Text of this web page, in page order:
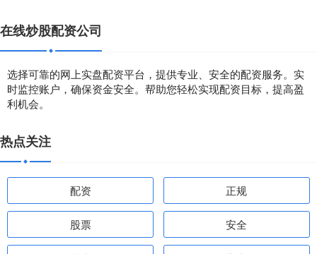
在线炒股配资公司
选择可靠的网上实盘配资平台，提供专业、安全的配资服务。实
时监控账户，确保资金安全。帮助您轻松实现配资目标，提高盈
利机会。
热点关注
配资 正规
股票 安全